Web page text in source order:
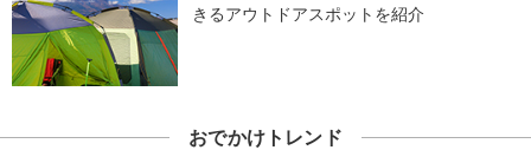
きるアウトドアスポットを紹介
おでかけトレンド